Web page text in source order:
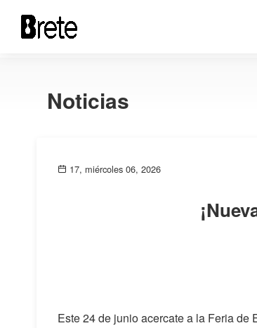
Noticias
17, miércoles 06, 2026
Este 24 de junio acercate a la Feria